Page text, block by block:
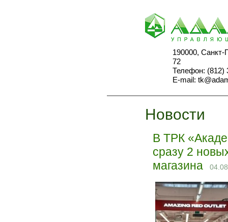
190000, Санкт-
72
Телефон: (812)
E-mail:
Новости
В ТРК
сразу 2
магазина